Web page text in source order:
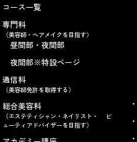
コース一覧
専門科
（美容師・ヘアメイクを目指す）
昼間部・夜間部
夜間部※特設ページ
通信科
（美容師免許を取得する）
総合美容科
（エステティシャン・ネイリスト・ ビ
ューティアドバイザーを目指す）